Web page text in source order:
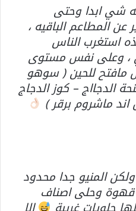
شي ابدا وحتى
عن المطاعم الباقيه ،
استغرب الناس
، وعلى نفس مستوى
مافتح للحين ( سوهو
الدجااج – كوز الدجاج
ماشروم برقر )
المنيو جدا محدود
وحلى اصناف